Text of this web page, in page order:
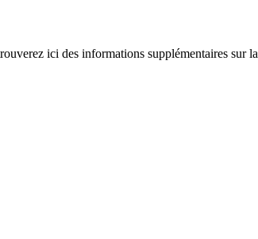
ici des informations supplémentaires sur